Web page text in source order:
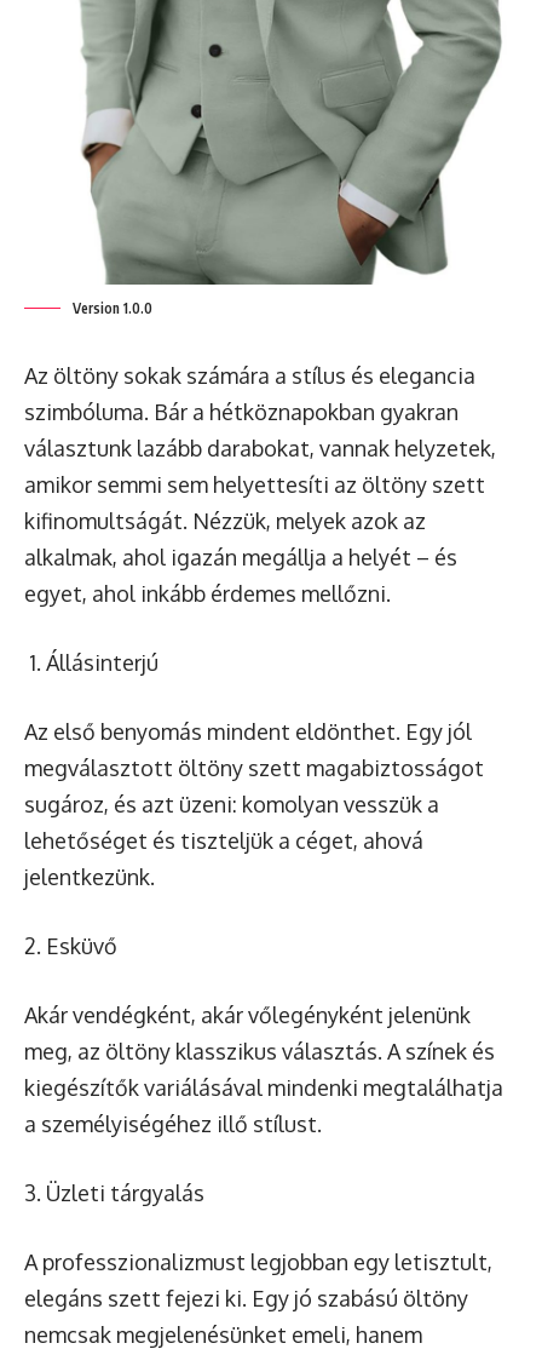
Version 1.0.0
Az öltöny sokak számára a stílus és elegancia
szimbóluma. Bár a hétköznapokban gyakran
választunk lazább darabokat, vannak helyzetek,
amikor semmi sem helyettesíti az öltöny szett
kifinomultságát. Nézzük, melyek azok az
alkalmak, ahol igazán megállja a helyét – és
egyet, ahol inkább érdemes mellőzni.
Állásinterjú
Az első benyomás mindent eldönthet. Egy jól
megválasztott öltöny szett magabiztosságot
sugároz, és azt üzeni: komolyan vesszük a
lehetőséget és tiszteljük a céget, ahová
jelentkezünk.
Esküvő
Akár vendégként, akár vőlegényként jelenünk
meg, az öltöny klasszikus választás. A színek és
kiegészítők variálásával mindenki megtalálhatja
a személyiségéhez illő stílust.
Üzleti tárgyalás
A professzionalizmust legjobban egy letisztult,
elegáns szett fejezi ki. Egy jó szabású öltöny
nemcsak megjelenésünket emeli, hanem